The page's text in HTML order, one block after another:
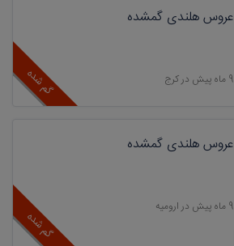
گم شده
عروس هلندی گمشده
9 ماه پیش در کرج
گم شده
عروس هلندی گمشده
9 ماه پیش در ارومیه